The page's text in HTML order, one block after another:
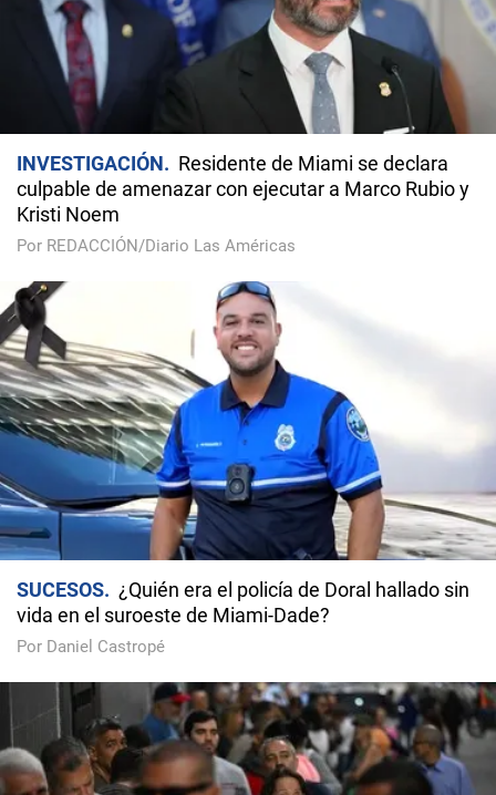
INVESTIGACIÓN
Residente de Miami se declara
culpable de amenazar con ejecutar a Marco Rubio y
Kristi Noem
Por REDACCIÓN/Diario Las Américas
SUCESOS
¿Quién era el policía de Doral hallado sin
vida en el suroeste de Miami-Dade?
Por Daniel Castropé